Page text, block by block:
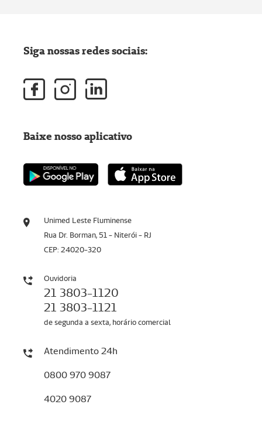
Unimed Leste Fluminense
Rua Dr. Borman, 51 - Niterói - RJ
CEP: 24020-320
Ouvidoria
21 3803-1120
21 3803-1121
de segunda a sexta, horário comercial
Atendimento 24h
0800 970 9087
4020 9087
Siga nossas redes sociais:
Baixe nosso aplicativo